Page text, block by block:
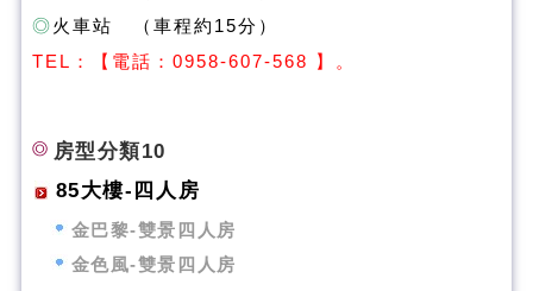
◎火車站 （車程約15分）
T EL：【電話：0958-607-568 】。
房型分類10
85大樓-四人房
金巴黎-雙景四人房
金色風-雙景四人房